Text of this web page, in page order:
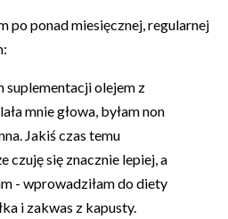
po ponad miesięcznej, regularnej
suplementacji olejem z
mnie głowa, byłam non
Jakiś czas temu
czuję się znacznie lepiej, a
- wprowadziłam do diety
i zakwas z kapusty.